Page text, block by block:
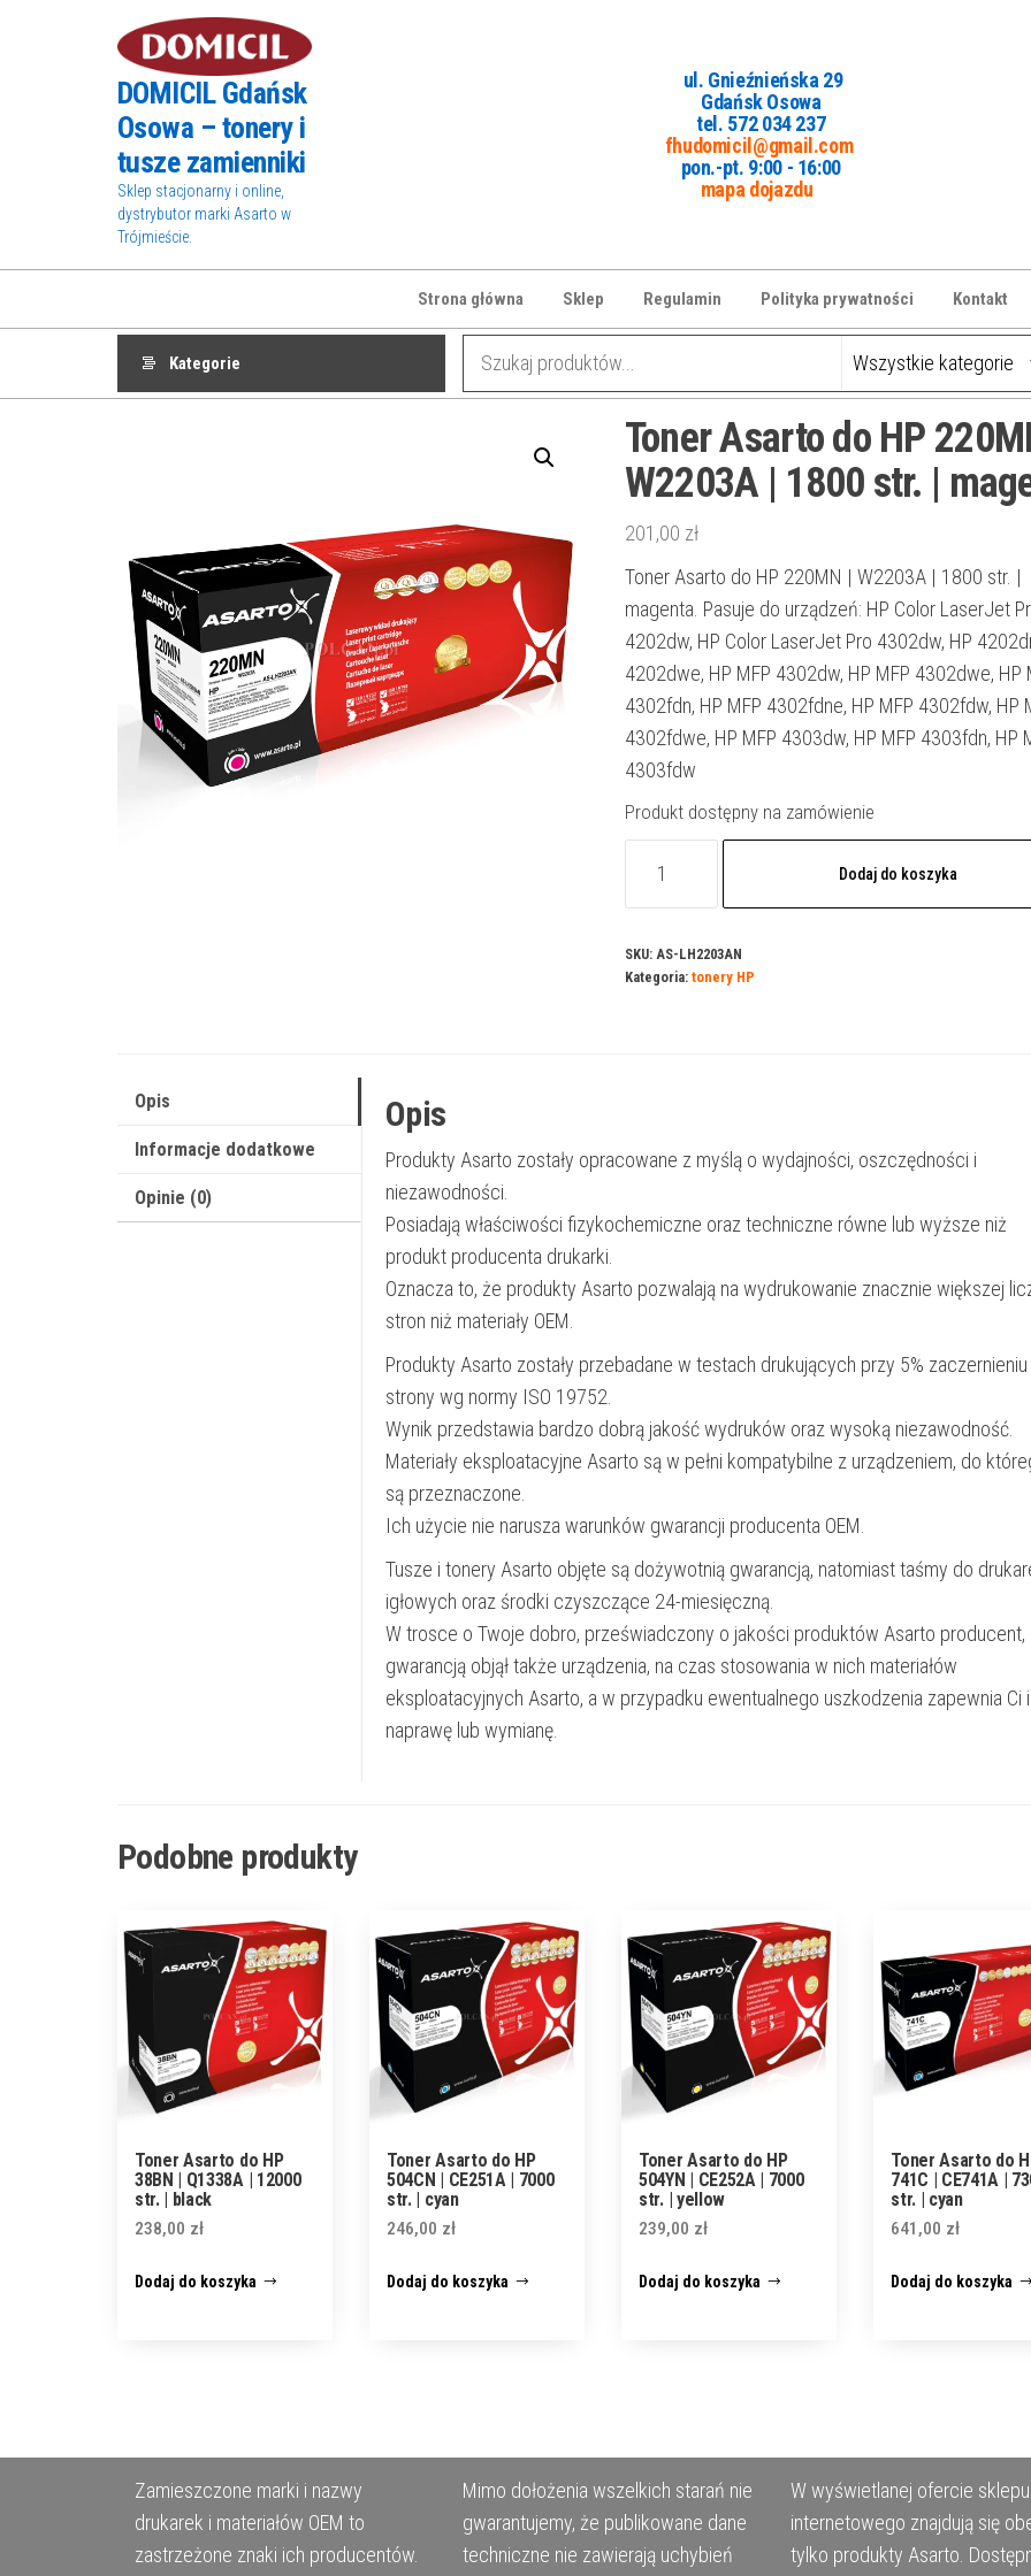
DOMICIL Gdańsk
Osowa – tonery i
tusze zamienniki
Sklep stacjonarny i online,
dystrybutor marki Asarto w
Trójmieście.
ul. Gnieźnieńska 29
Gdańsk Osowa
tel. 572 034 237
fhudomicil@gmail.com
pon.-pt. 9:00 - 16:00
mapa dojazdu
Strona główna Sklep Regulamin Polityka prywatności Kontakt
Kategorie
Toner Asarto do HP
W2203A | 1800 str. |
201,00 zł
Toner Asarto do HP 220MN | W2203A | 1800 str. |
magenta. Pasuje do urządzeń: HP Color LaserJet
4202dw, HP Color LaserJet Pro 4302dw, HP
4202dwe, HP MFP 4302dw, HP MFP 4302dwe, HP
4302fdn, HP MFP 4302fdne, HP MFP 4302fdw, HP
4302fdwe, HP MFP 4303dw, HP MFP 4303fdn, HP
4303fdw
Produkt dostępny na zamówienie
Toner
do
HP
str.
magenta
Dodaj do koszyka
SKU: AS-LH2203AN
Kategoria: tonery HP
Opis
Informacje dodatkowe
Opinie (0)
Opis
Produkty Asarto zostały opracowane z myślą o wydajności, oszczędności i
niezawodności.
Posiadają właściwości fizykochemiczne oraz techniczne równe lub wyższe niż
produkt producenta drukarki.
Oznacza to, że produkty Asarto pozwalają na wydrukowanie znacznie większej
stron niż materiały OEM.
Produkty Asarto zostały przebadane w testach drukujących przy 5% zaczernieniu
strony wg normy ISO 19752.
Wynik przedstawia bardzo dobrą jakość wydruków oraz wysoką niezawodność.
Materiały eksploatacyjne Asarto są w pełni kompatybilne z urządzeniem, do
są przeznaczone.
Ich użycie nie narusza warunków gwarancji producenta OEM.
Tusze i tonery Asarto objęte są dożywotnią gwarancją, natomiast taśmy do
igłowych oraz środki czyszczące 24-miesięczną.
W trosce o Twoje dobro, przeświadczony o jakości produktów Asarto producent,
gwarancją objął także urządzenia, na czas stosowania w nich materiałów
eksploatacyjnych Asarto, a w przypadku ewentualnego uszkodzenia zapewnia Ci
naprawę lub wymianę.
Podobne produkty
Toner Asarto do HP
38BN | Q1338A | 12000
str. | black
238,00 zł
Dodaj do koszyka
Toner Asarto do HP
504CN | CE251A | 7000
str. | cyan
246,00 zł
Dodaj do koszyka
Toner Asarto do HP
504YN | CE252A | 7000
str. | yellow
239,00 zł
Dodaj do koszyka
Toner Asarto do
741C | CE741A |
str. | cyan
641,00 zł
Dodaj do koszyka
Zamieszczone marki i nazwy
drukarek i materiałów OEM to
zastrzeżone znaki ich producentów.
Mimo dołożenia wszelkich starań nie
gwarantujemy, że publikowane dane
techniczne nie zawierają uchybień
W wyświetlanej ofercie sklepu
internetowego znajdują się
tylko produkty Asarto.